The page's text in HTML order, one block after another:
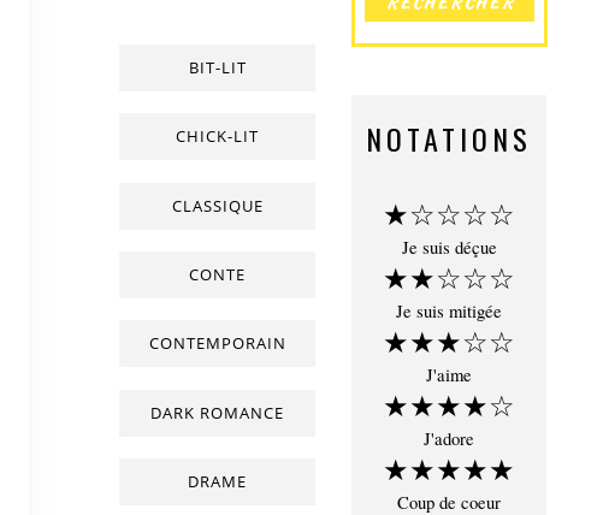
BIT-LIT
CHICK-LIT
CLASSIQUE
CONTE
CONTEMPORAIN
DARK ROMANCE
DRAME
NOTATIONS
★☆☆☆☆
Je suis déçue
★★☆☆☆
Je suis mitigée
★★★☆☆
J'aime
★★★★☆
J'adore
★★★★★
Coup de coeur